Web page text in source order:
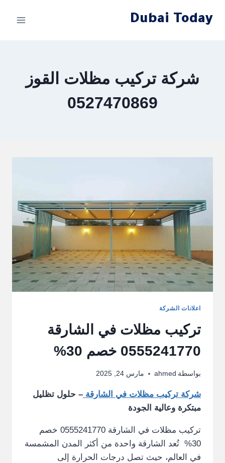
Dubai Today
شركة تركيب مظلات القوز
0527470869
اعلانات الشركة
تركيب مظلات في الشارقة
0555241770 خصم 30%
بواسطة ahmed مارس 24, 2025
شركة تركيب مظلات في الشارقة – حلول تظليل
مبتكرة وعالية الجودة
تركيب مظلات في الشارقة 0555241770 خصم
30% تُعد الشارقة واحدة من أكثر المدن المشمسة
في العالم، حيث تصل درجات الحرارة إلى